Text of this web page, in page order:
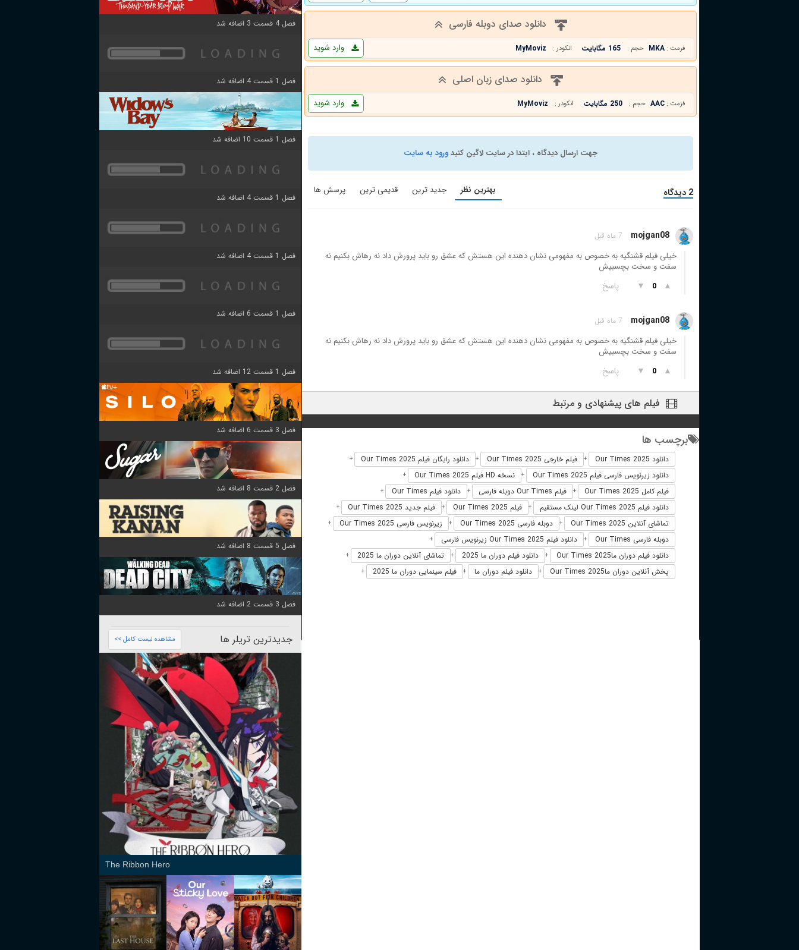
دانلود صدای دوبله فارسی
فرمت : MKA حجم : 165 مگابایت انکودر : MyMoviz وارد شوید
دانلود صدای زبان اصلی
فرمت : AAC حجم : 250 مگابایت انکودر : MyMoviz وارد شوید
جهت ارسال دیدگاه ، ابتدا در سایت لاگین کنیدورود به سایت
2 دیدگاه بهترین نظر جدید ترین قدیمی ترین پرسش ها
mojgan08 7 ماه قبل
خیلی فیلم قشنگیه به خصوص به مفهومی نشان دهنده این هستش که عشق رو باید پرورش داد نه رهاش بکنیم نه
سفت و سخت بچسبیش
▲
0
▼ پاسخ
mojgan08 7 ماه قبل
خیلی فیلم قشنگیه به خصوص به مفهومی نشان دهنده این هستش که عشق رو باید پرورش داد نه رهاش بکنیم نه
سفت و سخت بچسبیش
▲
0
▼ پاسخ
فیلم های پیشنهادی و مرتبط
برچسب ها
دانلود Our Times 2025 + فیلم خارجی Our Times 2025 + دانلود رایگان فیلم Our Times 2025 +
دانلود زیرنویس فارسی فیلم Our Times 2025 + نسخه HD فیلم Our Times 2025 +
فیلم کامل Our Times 2025 + فیلم Our Times دوبله فارسی + دانلود فیلم Our Times +
دانلود فیلم Our Times 2025 لینک مستقیم + فیلم Our Times 2025 + فیلم جدید Our Times 2025 +
تماشای آنلاین Our Times 2025 + دوبله فارسی Our Times 2025 + زیرنویس فارسی Our Times 2025 +
دوبله فارسی Our Times + دانلود فیلم Our Times 2025 زیرنویس فارسی +
دانلود فیلم دوران ماOur Times 2025 + دانلود فیلم دوران ما 2025 + تماشای آنلاین دوران ما 2025 +
پخش آنلاین دوران ماOur Times 2025 + دانلود فیلم دوران ما + فیلم سینمایی دوران ما 2025 +
فصل 4 قسمت 3 اضافه شد
فصل 1 قسمت 4 اضافه شد
فصل 1 قسمت 10 اضافه شد
فصل 1 قسمت 4 اضافه شد
فصل 1 قسمت 4 اضافه شد
فصل 1 قسمت 6 اضافه شد
فصل 1 قسمت 12 اضافه شد
فصل 3 قسمت 6 اضافه شد
فصل 2 قسمت 8 اضافه شد
فصل 5 قسمت 8 اضافه شد
فصل 3 قسمت 2 اضافه شد
جدیدترین تریلر ها مشاهده لیست کامل >>
The Ribbon Hero